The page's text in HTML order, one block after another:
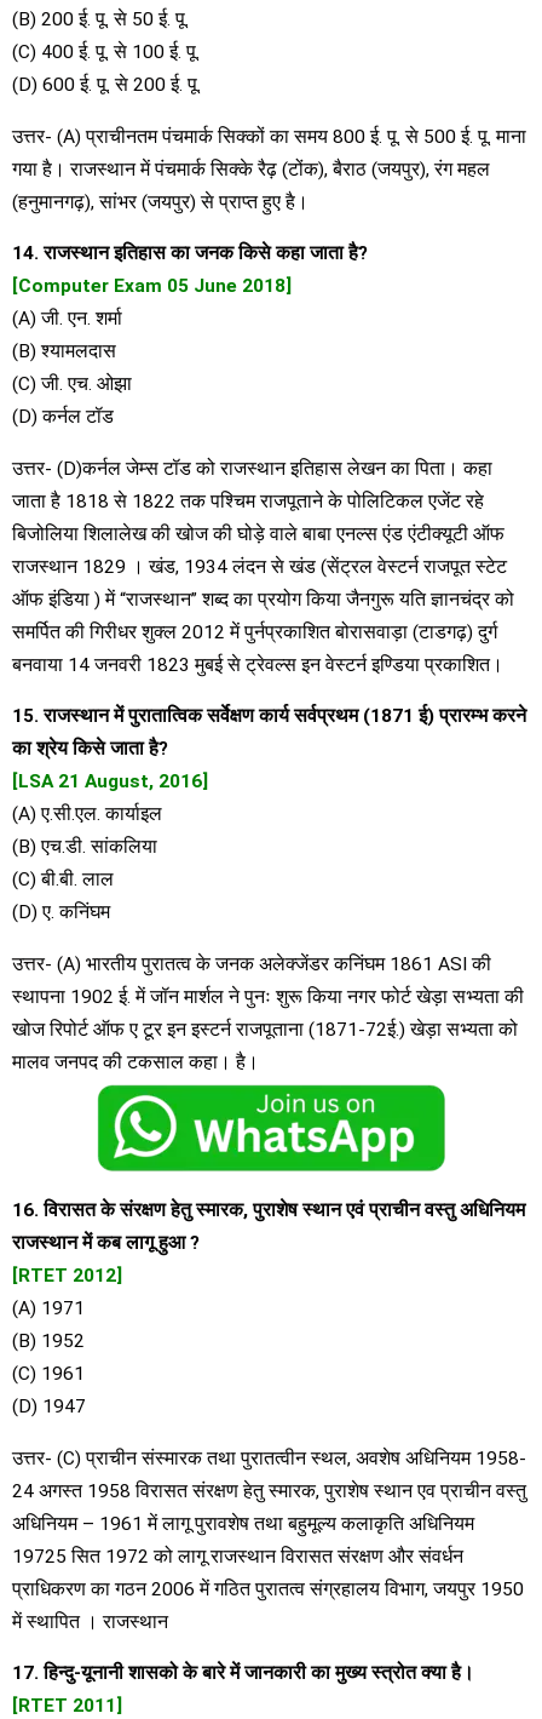
(B) 200 ई. पू. से 50 ई. पू.
(C) 400 ई. पू. से 100 ई. पू.
(D) 600 ई. पू. से 200 ई. पू.
उत्तर- (A) प्राचीनतम पंचमार्क सिक्कों का समय 800 ई. पू. से 500 ई. पू. माना
गया है। राजस्थान में पंचमार्क सिक्के रैढ़ (टोंक), बैराठ (जयपुर), रंग महल
(हनुमानगढ़), सांभर (जयपुर) से प्राप्त हुए है।
14. राजस्थान इतिहास का जनक किसे कहा जाता है?
[Computer Exam 05 June 2018]
(A) जी. एन. शर्मा
(B) श्यामलदास
(C) जी. एच. ओझा
(D) कर्नल टॉड
उत्तर- (D)कर्नल जेम्स टॉड को राजस्थान इतिहास लेखन का पिता। कहा
जाता है 1818 से 1822 तक पश्चिम राजपूताने के पोलिटिकल एजेंट रहे
बिजोलिया शिलालेख की खोज की घोड़े वाले बाबा एनल्स एंड एंटीक्यूटी ऑफ
राजस्थान 1829 । खंड, 1934 लंदन से खंड (सेंट्रल वेस्टर्न राजपूत स्टेट
ऑफ इंडिया ) में “राजस्थान” शब्द का प्रयोग किया जैनगुरू यति ज्ञानचंद्र को
समर्पित की गिरीधर शुक्ल 2012 में पुर्नप्रकाशित बोरासवाड़ा (टाडगढ़) दुर्ग
बनवाया 14 जनवरी 1823 मुबई से ट्रेवल्स इन वेस्टर्न इण्डिया प्रकाशित।
15. राजस्थान में पुरातात्विक सर्वेक्षण कार्य सर्वप्रथम (1871 ई) प्रारम्भ करने
का श्रेय किसे जाता है?
[LSA 21 August, 2016]
(A) ए.सी.एल. कार्याइल
(B) एच.डी. सांकलिया
(C) बी.बी. लाल
(D) ए. कनिंघम
उत्तर- (A) भारतीय पुरातत्व के जनक अलेक्जेंडर कनिंघम 1861 ASI की
स्थापना 1902 ई. में जॉन मार्शल ने पुनः शुरू किया नगर फोर्ट खेड़ा सभ्यता की
खोज रिपोर्ट ऑफ ए टूर इन इस्टर्न राजपूताना (1871-72ई.) खेड़ा सभ्यता को
मालव जनपद की टकसाल कहा। है।
16. विरासत के संरक्षण हेतु स्मारक, पुराशेष स्थान एवं प्राचीन वस्तु अधिनियम
राजस्थान में कब लागू हुआ ?
[RTET 2012]
(A) 1971
(B) 1952
(C) 1961
(D) 1947
उत्तर- (C) प्राचीन संस्मारक तथा पुरातत्वीन स्थल, अवशेष अधिनियम 1958-
24 अगस्त 1958 विरासत संरक्षण हेतु स्मारक, पुराशेष स्थान एव प्राचीन वस्तु
अधिनियम – 1961 में लागू पुरावशेष तथा बहुमूल्य कलाकृति अधिनियम
19725 सित 1972 को लागू राजस्थान विरासत संरक्षण और संवर्धन
प्राधिकरण का गठन 2006 में गठित पुरातत्व संग्रहालय विभाग, जयपुर 1950
में स्थापित । राजस्थान
17. हिन्दु-यूनानी शासको के बारे में जानकारी का मुख्य स्त्रोत क्या है।
[RTET 2011]